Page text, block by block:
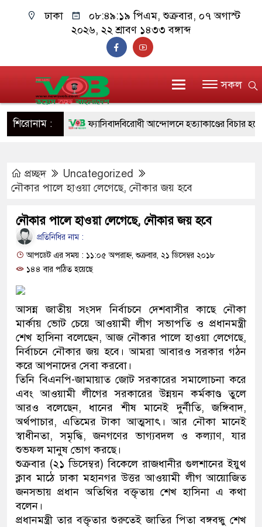
ঢাকা ০৮:৪৯:২০ পিএম, শুক্রবার, ০৭ অগাস্ট
২০২৬, ২২ শ্রাবণ ১৪৩৩ বঙ্গাব্দ
সকল
শিরোনাম : ফ্যাসিবাদবিরোধী আন্দোলনে হত্যাকাণ্ডের বিচার হবে
মাননীয় প্রধানমন্ত্রী, মন্ত্রীবর্গ ও সরকারের উচ্চপর্যায়ের
উদ্ধার
প্রধানমন্ত্রী
মাদক কারবারি গ্রেফতার
২৮ লাখ টাকার জাল নোটসহ দুইজনকে গ্রেফতার
থানা পুলিশ
যেকোনো সময় বেনজীরের প্রত্যাবর্তন
নেতৃত্ব ও গণতন্ত্রের মূর্তমান প্রতীক বেগম খালেদা জিয়া :
যে ভাবে ডেভিড ইমনের কাছে মিলল ভারতীয় আধার
‘আজহার খান’
অবৈধ বিদেশি পিস্তল, ম্যাগাজিন ও গুলিসহ আইনের সঙ্গে
জড়িত কিশোর গ্যাংয়ের চার শিশু আটক
প্রচ্ছদ
Uncategorized
নৌকার পালে হাওয়া লেগেছে, নৌকার জয় হবে
নৌকার পালে হাওয়া লেগেছে, নৌকার জয় হবে
প্রতিনিধির নাম :
আপডেট এর সময় : ১১:০৫ অপরাহ্ন, শুক্রবার, ২১ ডিসেম্বর ২০১৮
১৪৪ বার পঠিত হয়েছে
আসন্ন জাতীয় সংসদ নির্বাচনে দেশবাসীর কাছে নৌকা
মার্কায় ভোট চেয়ে আওয়ামী লীগ সভাপতি ও প্রধানমন্ত্রী
শেখ হাসিনা বলেছেন, আজ নৌকার পালে হাওয়া লেগেছে,
নির্বাচনে নৌকার জয় হবে। আমরা আবারও সরকার গঠন
করে আপনাদের সেবা করবো।
তিনি বিএনপি-জামায়াত জোট সরকারের সমালোচনা করে
এবং আওয়ামী লীগের সরকারের উন্নয়ন কর্মকাণ্ড তুলে
আরও বলেছেন, ধানের শীষ মানেই দুর্নীতি, জঙ্গিবাদ,
অর্থপাচার, এতিমের টাকা আত্মসাৎ। আর নৌকা মানেই
স্বাধীনতা, সমৃদ্ধি, জনগণের ভাগ্যবদল ও কল্যাণ, যার
শুভফল মানুষ ভোগ করছে।
শুক্রবার (২১ ডিসেম্বর) বিকেলে রাজধানীর গুলশানের ইয়ুথ
ক্লাব মাঠে ঢাকা মহানগর উত্তর আওয়ামী লীগ আয়োজিত
জনসভায় প্রধান অতিথির বক্তৃতায় শেখ হাসিনা এ কথা
বলেন।
প্রধানমন্ত্রী তার বক্তৃতার শুরুতেই জাতির পিতা বঙ্গবন্ধু শেখ